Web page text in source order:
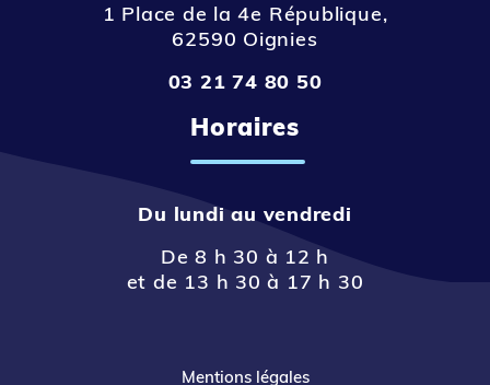
1 Place de la 4e République,
62590 Oignies
03 21 74 80 50
Horaires
Du lundi au vendredi
De 8 h 30 à 12 h
et de 13 h 30 à 17 h 30
Mentions légales